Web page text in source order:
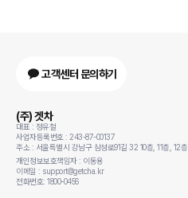
고객센터 문의하기
(주) 겟차
대표 : 정유철
사업자등록번호 : 243-87-00137
주소 : 서울특별시 강남구 삼성로91길 32 10층, 11층, 12층
개인정보보호책임자 : 이동용
이메일 : support@getcha.kr
전화번호: 1800-0456